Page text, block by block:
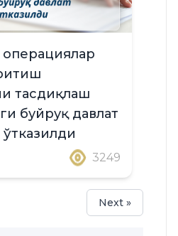
тасдиқлаш
буйруқ давлат
3249
Next »